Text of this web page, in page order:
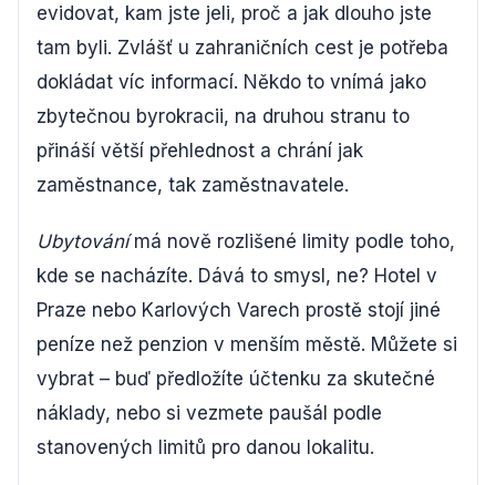
evidovat, kam jste jeli, proč a jak dlouho jste
tam byli. Zvlášť u zahraničních cest je potřeba
dokládat víc informací. Někdo to vnímá jako
zbytečnou byrokracii, na druhou stranu to
přináší větší přehlednost a chrání jak
zaměstnance, tak zaměstnavatele.
Ubytovánímá nově rozlišené limity podle toho,
kde se nacházíte. Dává to smysl, ne? Hotel v
Praze nebo Karlových Varech prostě stojí jiné
peníze než penzion v menším městě. Můžete si
vybrat – buď předložíte účtenku za skutečné
náklady, nebo si vezmete paušál podle
stanovených limitů pro danou lokalitu.